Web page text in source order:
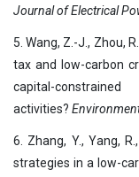
Journal of Electrical
5. Wang, Z.-J., Zhou,
tax and low-carbon
capital-
activities?
6. Zhang, Y., Yang,
strategies in a low-